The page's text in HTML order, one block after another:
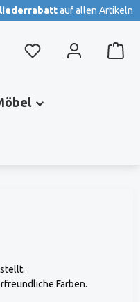
auf allen Artikeln
Du hast 0 Produkte
Farben.